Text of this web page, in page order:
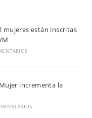
mujeres están inscritas
incrementa la